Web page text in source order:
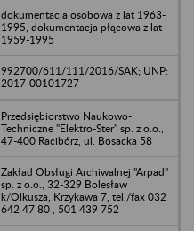
dokumentacja osobowa z lat 1963-
1995, dokumentacja płącowa z lat
1959-1995
992700/611/111/2016/SAK; UNP:
2017-00101727
Przedsiębiorstwo Naukowo-
Techniczne "Elektro-Ster" sp. z o.o.,
47-400 Racibórz, ul. Bosacka 58
Zakład Obsługi Archiwalnej "Arpad"
sp. z o.o., 32-329 Bolesław
k/Olkusza, Krzykawa 7, tel./fax 032
642 47 80 , 501 439 752